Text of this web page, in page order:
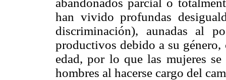
han vivido profundas
discriminación), aunadas al
productivos debido a su
edad, por lo que las mujeres
hombres al hacerse cargo del